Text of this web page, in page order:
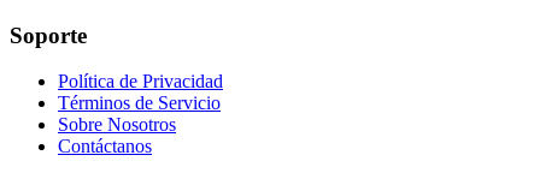
Soporte
Política de Privacidad
Términos de Servicio
Sobre Nosotros
Contáctanos